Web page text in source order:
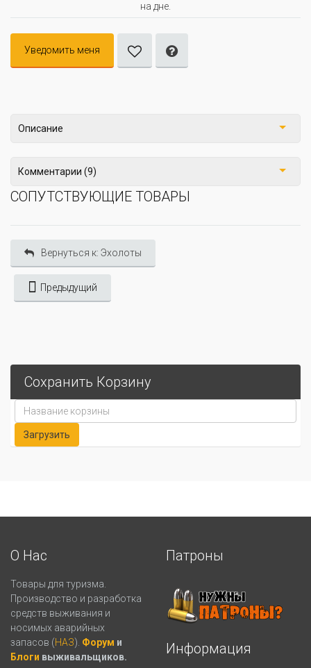
на дне.
Уведомить меня
Описание
Комментарии (9)
СОПУТСТВУЮЩИЕ ТОВАРЫ
Вернуться к: Эхолоты
Предыдущий
Сохранить Корзину
О Нас
Товары для туризма.
Производство и разработка
средств выживания и
носимых аварийных
запасов (НАЗ). Форум и
Блоги выживальщиков.
Патроны
Информация